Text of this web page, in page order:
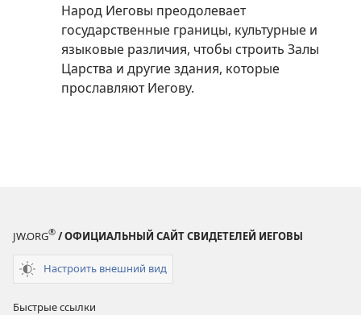
Народ Иеговы преодолевает
государственные границы, культурные и
языковые различия, чтобы строить Залы
Царства и другие здания, которые
прославляют Иегову.
JW.ORG® / ОФИЦИАЛЬНЫЙ САЙТ СВИДЕТЕЛЕЙ ИЕГОВЫ
Настроить внешний вид
Быстрые ссылки